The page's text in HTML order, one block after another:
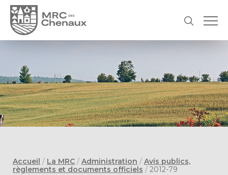
Accueil / La MRC / Administration / Avis publics,
règlements et documents officiels / 2012-79